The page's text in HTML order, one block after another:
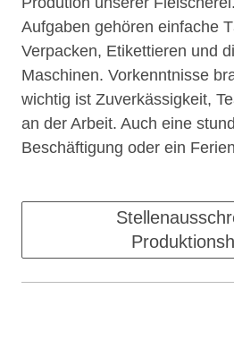
Aufgaben gehören einfache
Verpacken, Etikettieren und
Maschinen. Vorkenntnisse
wichtig ist Zuverkässigkeit,
an der Arbeit. Auch eine
Beschäftigung oder ein